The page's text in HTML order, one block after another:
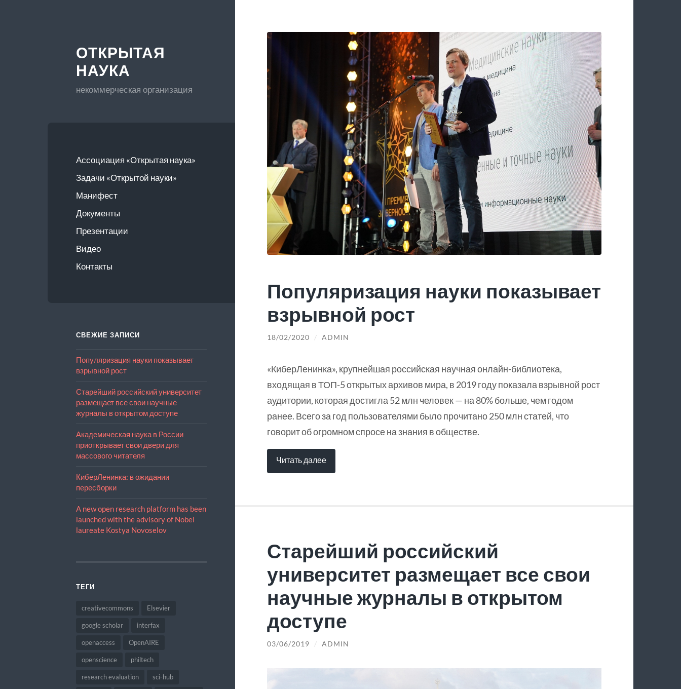
ОТКРЫТАЯ
НАУКА
некоммерческая организация
Ассоциация «Открытая наука»
Задачи «Открытой науки»
Манифест
Документы
Презентации
Видео
Контакты
СВЕЖИЕ ЗАПИСИ
Популяризация науки показывает
взрывной рост
Старейший российский университет
размещает все свои научные
журналы в открытом доступе
Академическая наука в России
приоткрывает свои двери для
массового читателя
КиберЛенинка: в ожидании
пересборки
A new open research platform has been
launched with the advisory of Nobel
laureate Kostya Novoselov
ТЕГИ
creativecommons Elsevier
google scholar interfax
openaccess OpenAIRE
openscience philtech
research evaluation sci-hub
Популяризация науки показывает
взрывной рост
18/02/2020 / ADMIN
«КиберЛенинка», крупнейшая российская научная онлайн-библиотека,
входящая в ТОП-5 открытых архивов мира, в 2019 году показала взрывной рост
аудитории, которая достигла 52 млн человек — на 80% больше, чем годом
ранее. Всего за год пользователями было прочитано 250 млн статей, что
говорит об огромном спросе на знания в обществе.
Читать далее
Старейший российский
университет размещает все свои
научные журналы в открытом
доступе
03/06/2019 / ADMIN